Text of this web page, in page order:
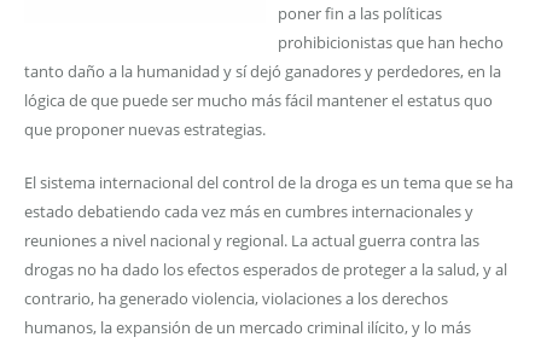
poner fin a las políticas
prohibicionistas que han hecho
tanto daño a la humanidad y sí dejó ganadores y perdedores, en la
lógica de que puede ser mucho más fácil mantener el estatus quo
que proponer nuevas estrategias.
El sistema internacional del control de la droga es un tema que se ha
estado debatiendo cada vez más en cumbres internacionales y
reuniones a nivel nacional y regional. La actual guerra contra las
drogas no ha dado los efectos esperados de proteger a la salud, y al
contrario, ha generado violencia, violaciones a los derechos
humanos, la expansión de un mercado criminal ilícito, y lo más